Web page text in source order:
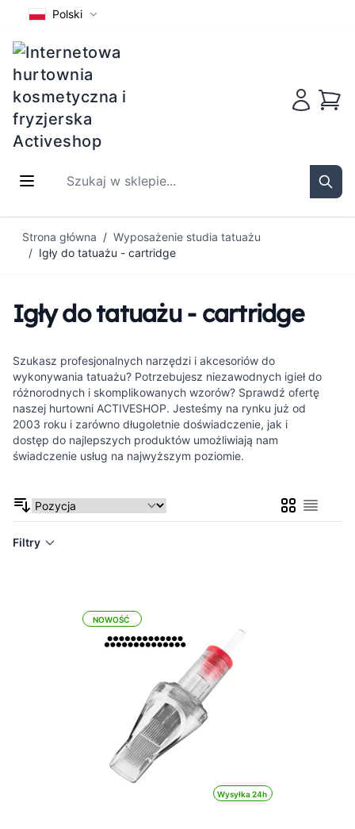
Polski
Szukaj w sklepie...
Strona główna / Wyposażenie studia tatuażu
/ Igły do tatuażu - cartridge
Igły do tatuażu - cartridge
Szukasz profesjonalnych narzędzi i akcesoriów do
wykonywania tatuażu? Potrzebujesz niezawodnych igieł do
różnorodnych i skomplikowanych wzorów? Sprawdź ofertę
naszej hurtowni ACTIVESHOP. Jesteśmy na rynku już od
2003 roku i zarówno długoletnie doświadczenie, jak i
dostęp do najlepszych produktów umożliwiają nam
świadczenie usług na najwyższym poziomie.
SiatkaLista
Filtry
Wysyłka 24h
NOWOŚĆ